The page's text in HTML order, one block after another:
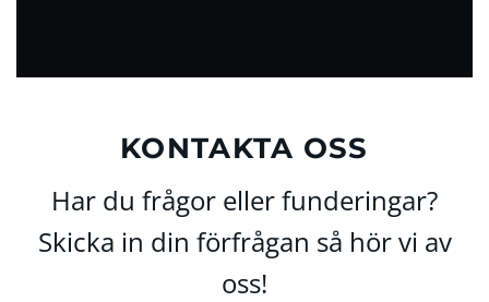
KONTAKTA OSS
Har du frågor eller funderingar?
Skicka in din förfrågan så hör vi av
oss!